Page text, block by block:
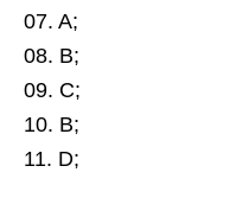
07. A;
08. B;
09. C;
10. B;
11. D;